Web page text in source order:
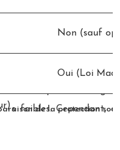
de la protection
Non (sauf
Oui (Loi